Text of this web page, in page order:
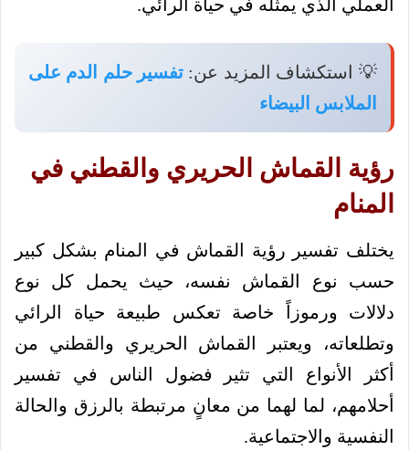
العملي الذي يمثله في حياة الرائي.
💡 استكشاف المزيد عن:تفسير حلم الدم على
الملابس البيضاء
رؤية القماش الحريري والقطني في
المنام
يختلف تفسير رؤية القماش في المنام بشكل كبير
حسب نوع القماش نفسه، حيث يحمل كل نوع
دلالات ورموزاً خاصة تعكس طبيعة حياة الرائي
وتطلعاته، ويعتبر القماش الحريري والقطني من
أكثر الأنواع التي تثير فضول الناس في تفسير
أحلامهم، لما لهما من معانٍ مرتبطة بالرزق والحالة
النفسية والاجتماعية.